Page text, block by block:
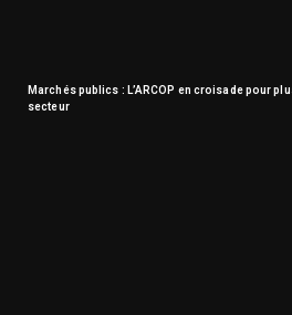
Marchés publics : L’ARCOP en croisade pour
secteur